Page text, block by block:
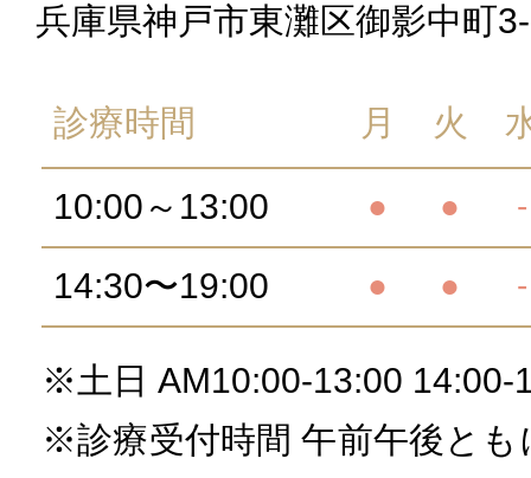
兵庫県神戸市東灘区御影中町
診療時間 月 火
10:00～13:00 ● ● -
14:30〜19:00 ● ● -
※土日 AM10:00-13:00 14:00-
※診療受付時間 午前午後とも